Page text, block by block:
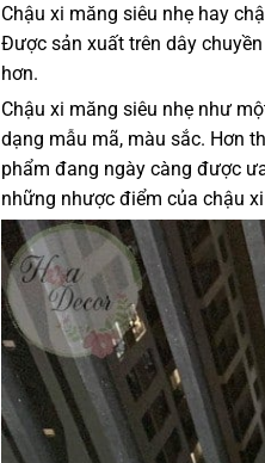
Chậu xi măng siêu nhẹ hay
Được sản xuất trên dây
hơn.
Chậu xi măng siêu nhẹ như
dạng mẫu mã, màu sắc. Hơn
phẩm đang ngày càng được
những nhược điểm của chậu